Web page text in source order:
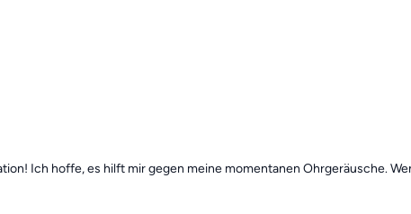
Ich hoffe, es hilft mir gegen meine momentanen Ohrgeräusche.